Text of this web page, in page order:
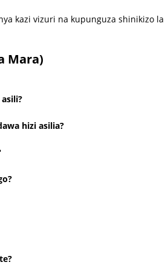
kazi vizuri na kupunguza shinikizo la
Mara)
hizi asilia?